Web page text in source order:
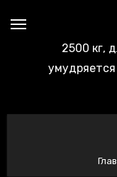
2500 кг,